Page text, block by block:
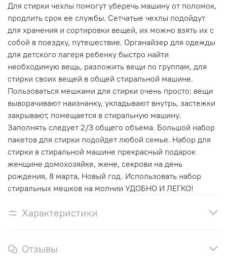
Для стирки чехлы помогут уберечь машину от поломок,
продлить срок ее службы. Сетчатые чехлы подойдут
для хранения и сортировки вещей, их можно взять их с
собой в поездку, путешествие. Органайзер для одежды
для детского лагеря ребенку быстро найти
необходимую вещь, разложить вещи по группам, для
стирки своих вещей в общей стиральной машине.
Пользоваться мешками для стирки очень просто: вещи
выворачивают наизнанку, укладывают внутрь, застежки
закрывают, помещается в стиральную машину.
Заполнять следует 2/3 общего объема. Большой набор
пакетов для стирки подойдет любой семье. Набор для
стирки в стиральной машине прекрасный подарок
женщине домохозяйке, жене, секрови на день
рождения, 8 марта, Новый год. Использовать набор
стиральных мешков на молнии УДОБНО И ЛЕГКО!
Характеристики
Отзывы